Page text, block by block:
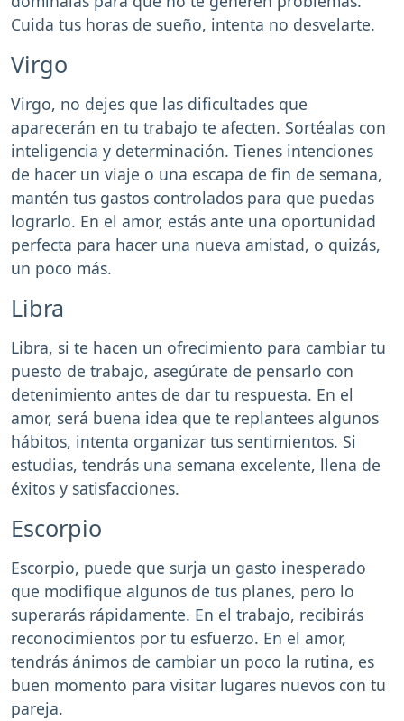
Cuida tus horas de sueño, intenta no desvelarte.
Virgo
Virgo, no dejes que las dificultades que
aparecerán en tu trabajo te afecten. Sortéalas con
inteligencia y determinación. Tienes intenciones
de hacer un viaje o una escapa de fin de semana,
mantén tus gastos controlados para que puedas
lograrlo. En el amor, estás ante una oportunidad
perfecta para hacer una nueva amistad, o quizás,
un poco más.
Libra
Libra, si te hacen un ofrecimiento para cambiar tu
puesto de trabajo, asegúrate de pensarlo con
detenimiento antes de dar tu respuesta. En el
amor, será buena idea que te replantees algunos
hábitos, intenta organizar tus sentimientos. Si
estudias, tendrás una semana excelente, llena de
éxitos y satisfacciones.
Escorpio
Escorpio, puede que surja un gasto inesperado
que modifique algunos de tus planes, pero lo
superarás rápidamente. En el trabajo, recibirás
reconocimientos por tu esfuerzo. En el amor,
tendrás ánimos de cambiar un poco la rutina, es
buen momento para visitar lugares nuevos con tu
pareja.